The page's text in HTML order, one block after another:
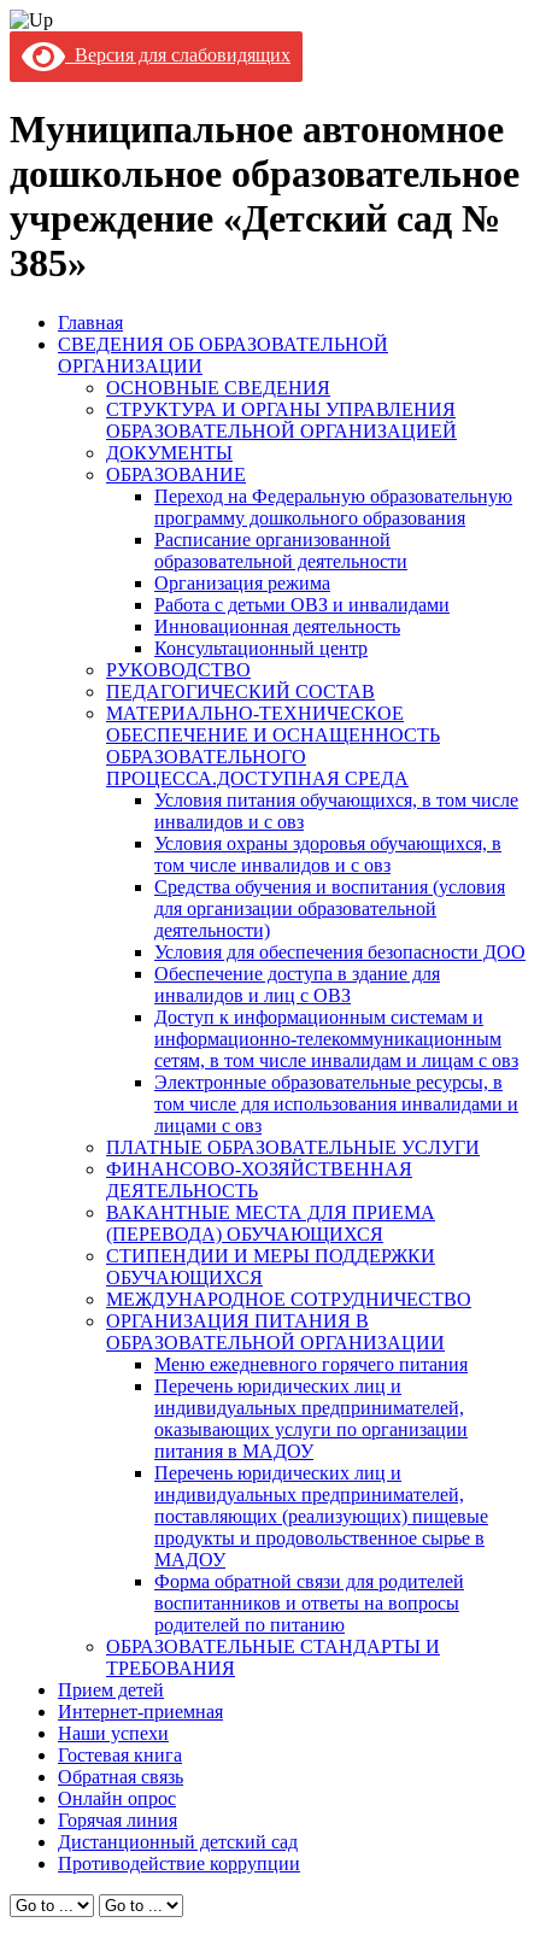
Версия для слабовидящих
Муниципальное автономное
дошкольное образовательное
учреждение «Детский сад №
385»
Главная
СВЕДЕНИЯ ОБ ОБРАЗОВАТЕЛЬНОЙ
ОРГАНИЗАЦИИ
ОСНОВНЫЕ СВЕДЕНИЯ
СТРУКТУРА И ОРГАНЫ УПРАВЛЕНИЯ
ОБРАЗОВАТЕЛЬНОЙ ОРГАНИЗАЦИЕЙ
ДОКУМЕНТЫ
ОБРАЗОВАНИЕ
Переход на Федеральную образовательную
программу дошкольного образования
Расписание организованной
образовательной деятельности
Организация режима
Работа с детьми ОВЗ и инвалидами
Инновационная деятельность
Консультационный центр
РУКОВОДСТВО
ПЕДАГОГИЧЕСКИЙ СОСТАВ
МАТЕРИАЛЬНО-ТЕХНИЧЕСКОЕ
ОБЕСПЕЧЕНИЕ И ОСНАЩЕННОСТЬ
ОБРАЗОВАТЕЛЬНОГО
ПРОЦЕССА.ДОСТУПНАЯ СРЕДА
Условия питания обучающихся, в том числе
инвалидов и с овз
Условия охраны здоровья обучающихся, в
том числе инвалидов и с овз
Средства обучения и воспитания (условия
для организации образовательной
деятельности)
Условия для обеспечения безопасности ДОО
Обеспечение доступа в здание для
инвалидов и лиц с ОВЗ
Доступ к информационным системам и
информационно-телекоммуникационным
сетям, в том числе инвалидам и лицам с овз
Электронные образовательные ресурсы, в
том числе для использования инвалидами и
лицами с овз
ПЛАТНЫЕ ОБРАЗОВАТЕЛЬНЫЕ УСЛУГИ
ФИНАНСОВО-ХОЗЯЙСТВЕННАЯ
ДЕЯТЕЛЬНОСТЬ
ВАКАНТНЫЕ МЕСТА ДЛЯ ПРИЕМА
(ПЕРЕВОДА) ОБУЧАЮЩИХСЯ
СТИПЕНДИИ И МЕРЫ ПОДДЕРЖКИ
ОБУЧАЮЩИХСЯ
МЕЖДУНАРОДНОЕ СОТРУДНИЧЕСТВО
ОРГАНИЗАЦИЯ ПИТАНИЯ В
ОБРАЗОВАТЕЛЬНОЙ ОРГАНИЗАЦИИ
Меню ежедневного горячего питания
Перечень юридических лиц и
индивидуальных предпринимателей,
оказывающих услуги по организации
питания в МАДОУ
Перечень юридических лиц и
индивидуальных предпринимателей,
поставляющих (реализующих) пищевые
продукты и продовольственное сырье в
МАДОУ
Форма обратной связи для родителей
воспитанников и ответы на вопросы
родителей по питанию
ОБРАЗОВАТЕЛЬНЫЕ СТАНДАРТЫ И
ТРЕБОВАНИЯ
Прием детей
Интернет-приемная
Наши успехи
Гостевая книга
Обратная связь
Онлайн опрос
Горячая линия
Дистанционный детский сад
Противодействие коррупции